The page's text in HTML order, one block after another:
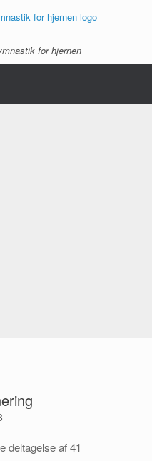
for hjernen
deltagelse af 41